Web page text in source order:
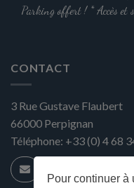
Pour continuer à
Parking offert ! * Accès et
CONTACT
3 Rue Gustave Flaubert
66000 Perpignan
Téléphone: +33 (0) 4 68